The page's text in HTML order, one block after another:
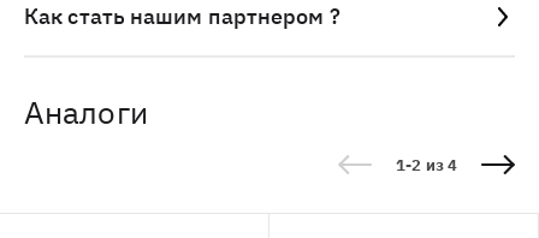
Как стать нашим партнером ?
Аналоги
1-2 из 4